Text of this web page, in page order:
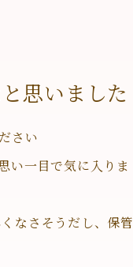
思いました
さい
い一目で気に入りま
なさそうだし、保管